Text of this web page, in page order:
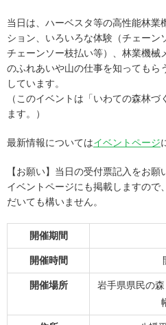
当日は、ハーベスタ等の高性能林業
ション、いろいろな体験（チェーン
チェーンソー枝払い等）、林業機械
のふれあいや山の仕事を知ってもら
しています。
（このイベントは「いわての森林
ます。）
最新情報についてはイベントページ
【お願い】当日の受付票記入をお
イベントページにも掲載しますので
だいても構いません。
開催期間
開催時間
開催場所
岩手県県民の